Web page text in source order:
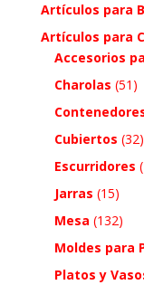
Artículos para
Artículos para
Accesorios
Charolas (51)
Cubiertos (32)
Escurridores
Jarras (15)
Mesa (132)
Moldes para
Platos y